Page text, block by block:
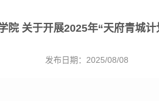
院 关于开展2025年“天府青城
发布日期：2025/08/08